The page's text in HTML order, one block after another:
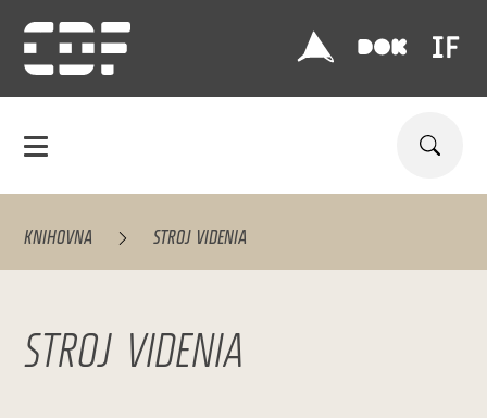
KNIHOVNA STROJ VIDENIA
STROJ VIDENIA